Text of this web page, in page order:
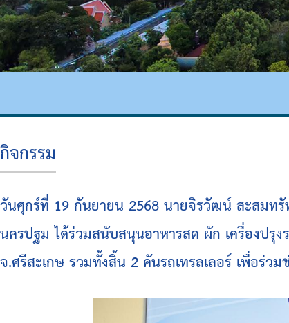
โครงสร้างการบริหารงาน
รายงานติดตามผลการดำเนินการประจำปี
เงินสะสม
ความก้าวหน้าในการดำเนินงานตามแผนกา
ประกาศจัดซื้อจัดจ้าง
สรุปผลการจัดซื้อจัดจ้าง
หนังสือราชการ
ข่าวประชาสัมพันธ์เพื่อเสริมสร้างคุณธรรมแ
รายงานผลการดำเนินการเพื่อส่งเสริมคุณธ
รายงานผลการดำเนินการป้องกันการทุจริต
กิจกรรม
วันศุกร์ที่ 19 กันยายน 2568 นายจิรวัฒน์ สะสมท
นครปฐม ได้ร่วมสนับสนุนอาหารสด ผัก เครื่องปรุ
จ.ศรีสะเกษ รวมทั้งสิ้น 2 คันรถเทรลเลอร์ เพื่อร่ว